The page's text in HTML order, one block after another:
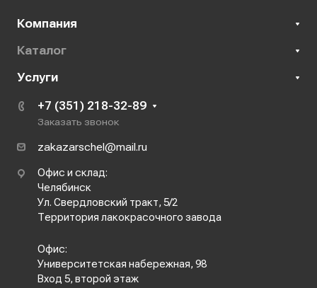
Компания
Каталог
Услуги
+7 (351) 218-32-89
Заказать звонок
zakazarschel@mail.ru
Офис и склад:
Челябинск
Ул. Свердловский тракт, 5/2
Территория лакокрасочного завода
Офис:
Университетская набережная, 98
Вход 5, второй этаж